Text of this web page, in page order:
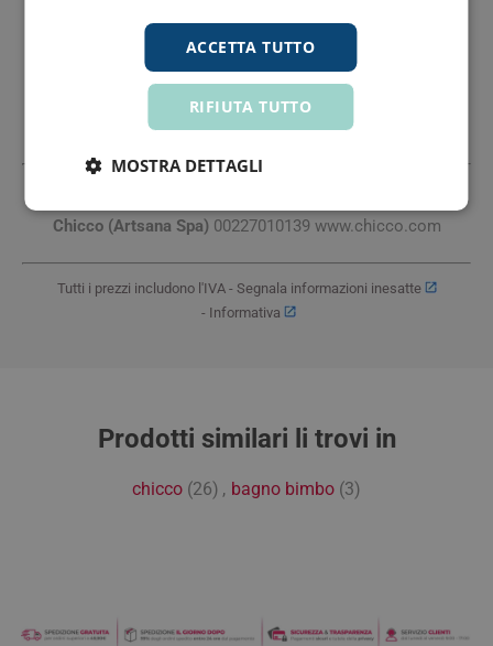
✨La spazzola corpo con un pratico manico è morbida,
flessibile ed ergonomica: perfetta per effettuare un delicato
massaggio sulla pelle del bambino durante il momento del
Chicco (Artsana Spa) 00227010139 www.chicco.com
Tutti i prezzi includono l'IVA - Segnala informazioni inesatte
- Informativa
Prodotti similari li trovi in
chicco (26) , bagno bimbo (3)
ACCETTA TUTTO
RIFIUTA TUTTO
MOSTRA DETTAGLI